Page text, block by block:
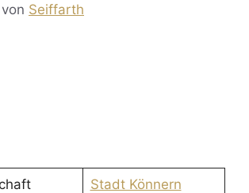
von Seiffarth
Stadt Könnern